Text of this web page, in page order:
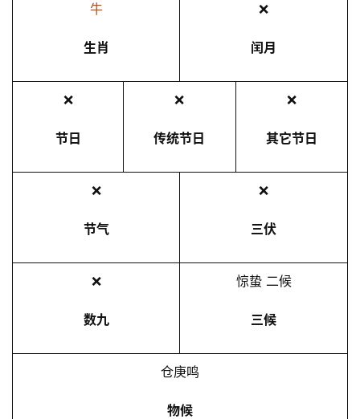
牛
生肖
❌
闰月
❌
节日
❌
传统节日
❌
其它节日
❌
节气
❌
三伏
❌
数九
惊蛰 二候
三候
仓庚鸣
物候